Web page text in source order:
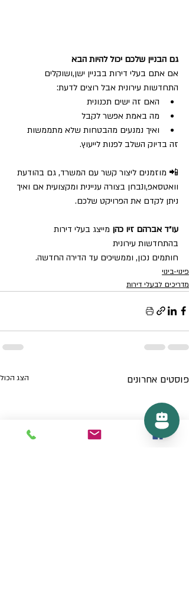
גם הבניין שלכם יכול להיות הבא
אם אתם בעלי דירות בבניין ישן,ושוקלים
התחדשות עירונית אבל רוצים לדעת:
האם זה ישים תכנונית
מה באמת אפשר לקבל
ואיך נמנעים מהבטחות שלא מתממשות
זה בדיוק השלב לפנות לייעוץ.
📲 מוזמנים ליצור קשר עם המשרד, גם בהודעת
וואטסאפ,ונבחן בצורה עניינית ומקצועית אם ואיך
ניתן לקדם את הפרויקט שלכם.
עו״ד אברהם זיו כהן מייצג בעלי דירות
בהתחדשות עירונית
חותמים נכון, וממשיכים עד הדירה החדשה.
פינוי-בינוי
מדריכים לבעלי דירות
פוסטים אחרונים הצג הכול